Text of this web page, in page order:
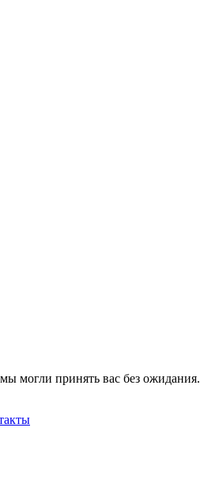
могли принять вас без ожидания.